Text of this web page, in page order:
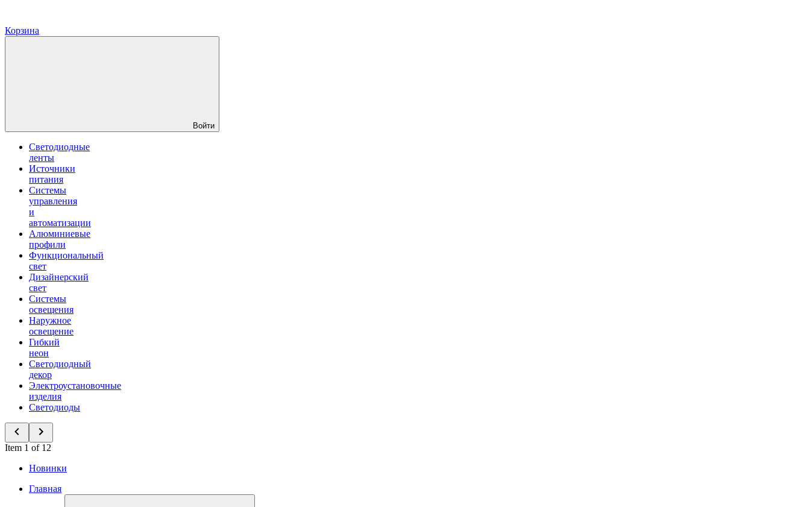
Корзина
Войти
Светодиодные
ленты
Источники
питания
Системы
управления
и
автоматизации
Алюминиевые
профили
Функциональный
свет
Дизайнерский
свет
Системы
освещения
Наружное
освещение
Гибкий
неон
Светодиодный
декор
Электроустановочные
изделия
Светодиоды
Item 1 of 12
Новинки
Главная